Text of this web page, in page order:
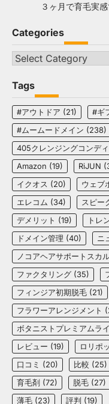
３ヶ月で育毛実
Categories
Categories
Tags
#アウトドア (21) #ギ
#ムームードメイン (238)
405クレンジングコンデ
Amazon (19) RiJUN
イクオス (20) ウェブ
エレコム (34) スピー
デメリット (19) トレ
ドメイン管理 (40) ニ
ノコアヘアサポートスカ
ファクタリング (35)
フィンジア初期脱毛 (21)
フラワーアレンジメント
ボタニストプレミアムラ
レビュー (19) ロリポ
口コミ (20) 比較 (25)
育毛剤 (72) 脱毛 (27)
薄毛 (23) 評判 (19)